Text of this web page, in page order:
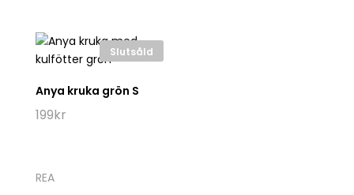
Slutsåld
Anya kruka grön S
199kr
REA